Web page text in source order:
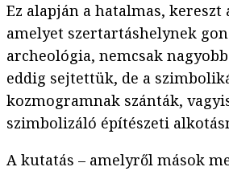
Ez alapján a hatalmas, kereszt
amelyet szertartáshelynek
archeológia, nemcsak
eddig sejtettük, de a
kozmogramnak szánták,
szimbolizáló építészeti
A kutatás – amelyről mások